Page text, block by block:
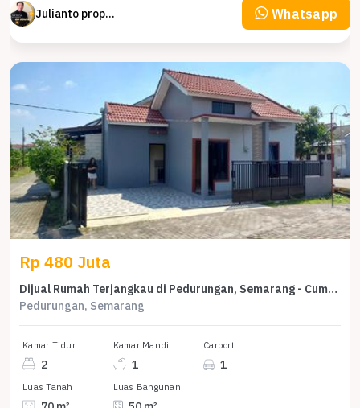
Julianto property Julianto Whatsapp
Rp 480 Juta
Dijual Rumah Terjangkau di Pedurungan, Semarang - Cuma 480 Juta
Pedurungan, Semarang
Kamar Tidur
2
Kamar Mandi
1
Carport
1
Luas Tanah Luas Bangunan